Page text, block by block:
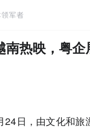
热映，粤
日，由文化和旅